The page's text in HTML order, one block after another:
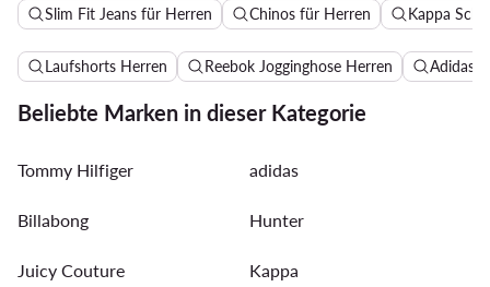
Slim Fit Jeans für Herren Chinos für Herren Kappa
Laufshorts Herren Reebok Jogginghose Herren Adidas
Beliebte Marken in dieser Kategorie
Tommy Hilfiger adidas
Billabong Hunter
Juicy Couture Kappa